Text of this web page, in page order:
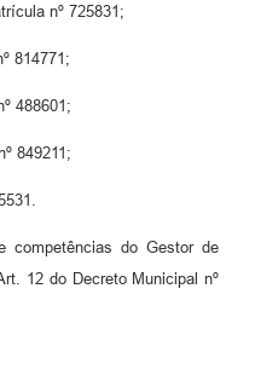
nº 725831;
814771;
488601;
849211;
competências do Gestor de
12 do Decreto Municipal nº